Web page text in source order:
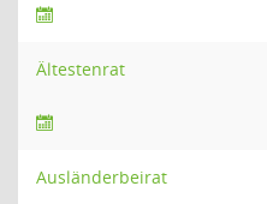
Ältestenrat
Ausländerbeirat